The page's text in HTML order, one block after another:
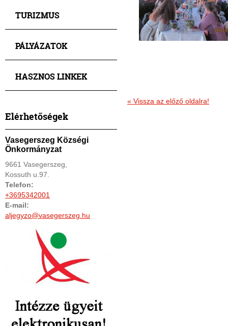
TURIZMUS
PÁLYÁZATOK
HASZNOS LINKEK
Elérhetőségek
Vasegerszeg Községi
Önkormányzat
9661 Vasegerszeg,
Kossuth u.97.
Telefon:
+3695342001
E-mail:
aljegyzo@vasegerszeg.hu
« Vissza az előző oldalra!